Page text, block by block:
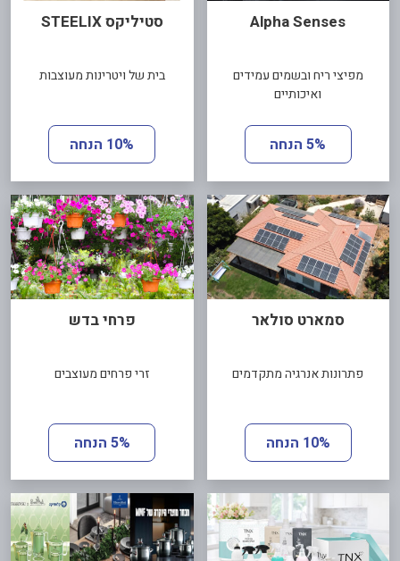
Alpha Senses
מפיצי ריח ובשמים עמידים
ואיכותיים
5% הנחה
סטיליקס STEELIX
בית של ויטרינות מעוצבות
10% הנחה
סמארט סולאר
פתרונות אנרגיה מתקדמים
10% הנחה
פרחי בדש
זרי פרחים מעוצבים
5% הנחה